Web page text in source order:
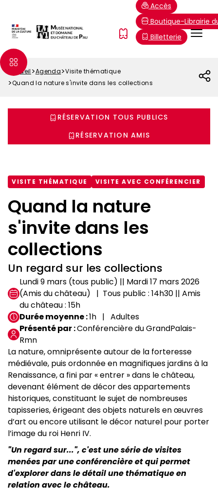
contenu
principal
Menu
FR
Accès
Boutique-Librairie
Billetterie
Fil
Accueil Agenda
Visite thématique
Quand la nature s'invite dans les collections
RÉSERVATION TOUS PUBLICS
RÉSERVATION AMIS
VISITE THÉMATIQUE VISITE AVEC CONFÉRENCIER
Quand la nature
s'invite dans les
collections
Un regard sur les collections
Lundi 9 mars (tous public) || Mardi 17 mars 2026
(Amis du château)
Tous public : 14h30 || Amis
du château : 15h
Durée moyenne 1h
Adultes
Présenté par Conférencière du GrandPalais-
Rmn
La nature, omniprésente autour de la forteresse
médiévale, puis ordonnée en magnifiques jardins à la
Renaissance, a fini par « entrer » dans le château,
devenant élément de décor des appartements
historiques, constituant le sujet de nombreuses
tapisseries, érigeant des objets naturels en œuvres
d’art ou encore utilisant le décor naturel pour porter
l’image du roi Henri IV.
"Un regard sur...", c'est une série de visites
menées par une conférencière et qui permet
d'explorer dans le détail une thématique en
relation avec le château.